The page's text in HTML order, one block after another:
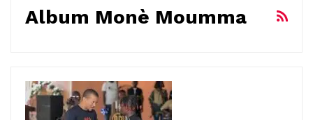
Album Monè Moumma